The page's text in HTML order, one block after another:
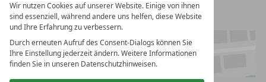
Wir nutzen Cookies auf unserer Website. Einige von ihnen
sind essenziell, während andere uns helfen, diese Website
und Ihre Erfahrung zu verbessern.
Durch erneuten Aufruf des Consent-Dialogs können Sie
Ihre Einstellung jederzeit ändern. Weitere Informationen
finden Sie in unseren Datenschutzhinweisen.